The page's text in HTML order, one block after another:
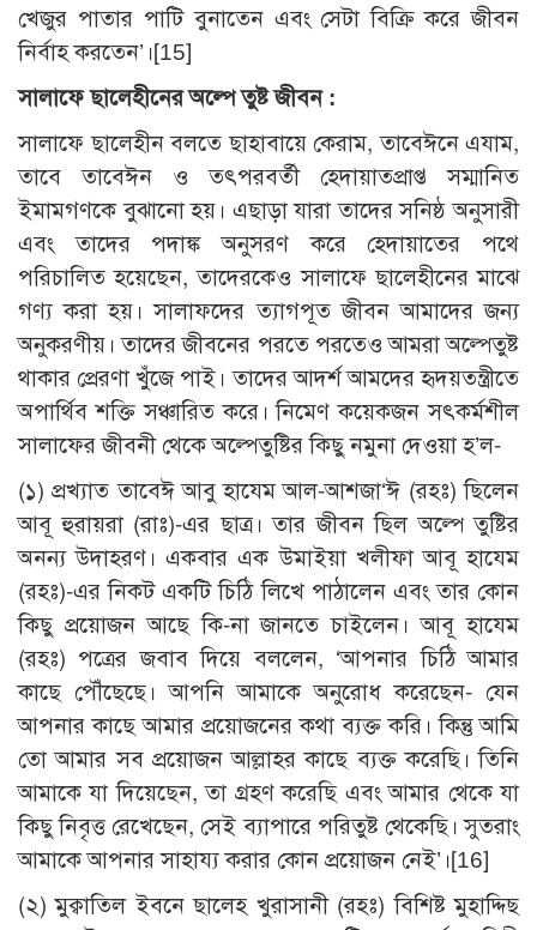
খেজুর পাতার পাটি বুনাতেন এবং সেটা বিক্রি করে জীবন
নির্বাহ করতেন’।[15]
সালাফে ছালেহীনের অল্পে তুষ্ট জীবন :
সালাফে ছালেহীন বলতে ছাহাবায়ে কেরাম, তাবেঈনে এযাম,
তাবে তাবেঈন ও তৎপরবর্তী হেদায়াতপ্রাপ্ত সম্মানিত
ইমামগণকে বুঝানো হয়। এছাড়া যারা তাদের সনিষ্ঠ অনুসারী
এবং তাদের পদাঙ্ক অনুসরণ করে হেদায়াতের পথে
পরিচালিত হয়েছেন, তাদেরকেও সালাফে ছালেহীনের মাঝে
গণ্য করা হয়। সালাফদের ত্যাগপূত জীবন আমাদের জন্য
অনুকরণীয়। তাদের জীবনের পরতে পরতেও আমরা অল্পেতুষ্ট
থাকার প্রেরণা খুঁজে পাই। তাদের আদর্শ আমদের হৃদয়তন্ত্রীতে
অপার্থিব শক্তি সঞ্চারিত করে। নিমেণ কয়েকজন সৎকর্মশীল
সালাফের জীবনী থেকে অল্পেতুষ্টির কিছু নমুনা দেওয়া হ’ল-
(১) প্রখ্যাত তাবেঈ আবু হাযেম আল-আশজা‘ঈ (রহঃ) ছিলেন
আবূ হুরায়রা (রাঃ)-এর ছাত্র। তার জীবন ছিল অল্পে তুষ্টির
অনন্য উদাহরণ। একবার এক উমাইয়া খলীফা আবূ হাযেম
(রহঃ)-এর নিকট একটি চিঠি লিখে পাঠালেন এবং তার কোন
কিছু প্রয়োজন আছে কি-না জানতে চাইলেন। আবূ হাযেম
(রহঃ) পত্রের জবাব দিয়ে বললেন, ‘আপনার চিঠি আমার
কাছে পৌঁছেছে। আপনি আমাকে অনুরোধ করেছেন- যেন
আপনার কাছে আমার প্রয়োজনের কথা ব্যক্ত করি। কিন্তু আমি
তো আমার সব প্রয়োজন আল্লাহর কাছে ব্যক্ত করেছি। তিনি
আমাকে যা দিয়েছেন, তা গ্রহণ করেছি এবং আমার থেকে যা
কিছু নিবৃত্ত রেখেছেন, সেই ব্যাপারে পরিতুষ্ট থেকেছি। সুতরাং
আমাকে আপনার সাহায্য করার কোন প্রয়োজন নেই’।[16]
(২) মুক্বাতিল ইবনে ছালেহ খুরাসানী (রহঃ) বিশিষ্ট মুহাদ্দিছ